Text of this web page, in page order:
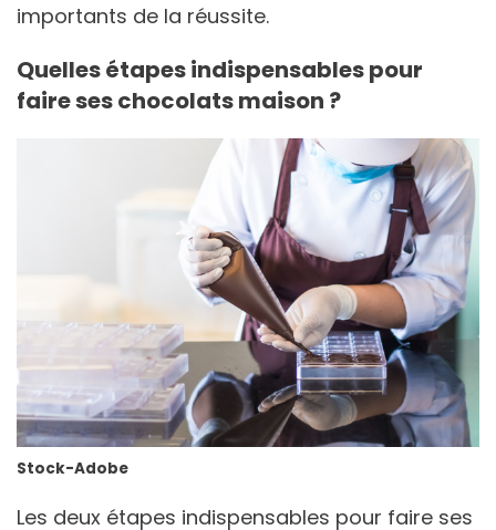
importants de la réussite.
Quelles étapes indispensables pour
faire ses chocolats maison ?
Stock-Adobe
Les deux étapes indispensables pour faire ses